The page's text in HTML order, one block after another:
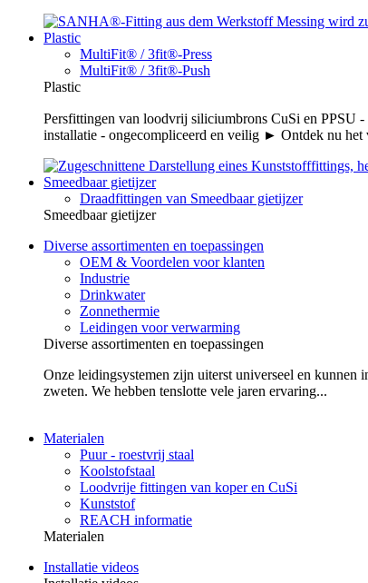
Plastic
MultiFit® / 3fit®-Press
MultiFit® / 3fit®-Push
Plastic
Persfittingen van loodvrij siliciumbrons CuSi en PPSU
installatie - ongecompliceerd en veilig ► Ontdek nu het
Smeedbaar gietijzer
Draadfittingen van Smeedbaar gietijzer
Smeedbaar gietijzer
Diverse assortimenten en toepassingen
OEM & Voordelen voor klanten
Industrie
Drinkwater
Zonnethermie
Leidingen voor verwarming
Diverse assortimenten en toepassingen
Onze leidingsystemen zijn uiterst universeel en
zweten. We hebben tenslotte vele jaren ervaring...
Materialen
Puur - roestvrij staal
Koolstofstaal
Loodvrije fittingen van koper en CuSi
Kunststof
REACH informatie
Materialen
Installatie videos